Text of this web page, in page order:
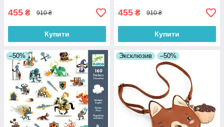
455 ₴ 910 ₴
Купити
455 ₴ 910 ₴
Купити
–50% Эксклюзив –50%